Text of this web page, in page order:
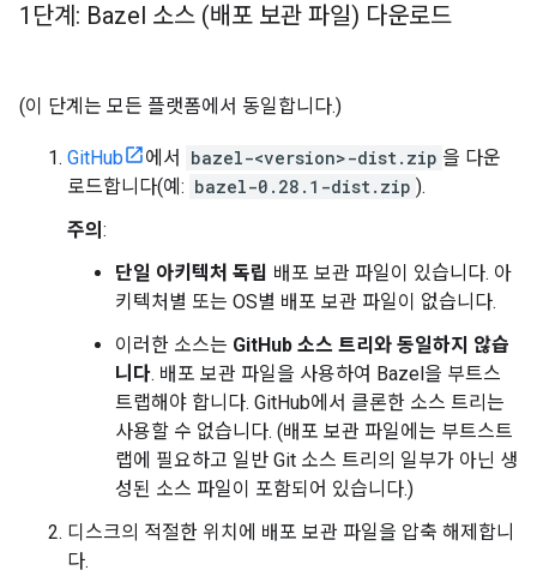
1단계: Bazel 소스 (배포 보관 파일) 다운로드
(이 단계는 모든 플랫폼에서 동일합니다.)
GitHub 에서 bazel-<version>-dist.zip 을 다운
로드합니다(예: bazel-0.28.1-dist.zip ).
주의 :
단일 아키텍처 독립 배포 보관 파일이 있습니다. 아
키텍처별 또는 OS별 배포 보관 파일이 없습니다.
이러한 소스는 GitHub 소스 트리와 동일하지 않습
니다. 배포 보관 파일을 사용하여 Bazel을 부트스
트랩해야 합니다. GitHub에서 클론한 소스 트리는
사용할 수 없습니다. (배포 보관 파일에는 부트스트
랩에 필요하고 일반 Git 소스 트리의 일부가 아닌 생
성된 소스 파일이 포함되어 있습니다.)
디스크의 적절한 위치에 배포 보관 파일을 압축 해제합니
다.